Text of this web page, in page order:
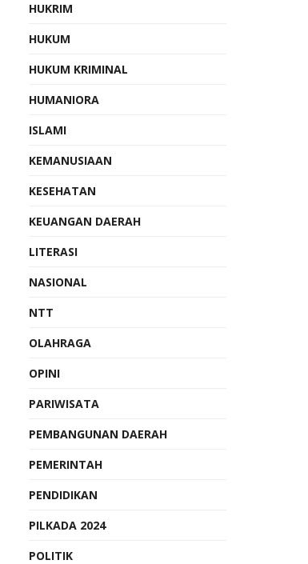
HUKRIM
HUKUM
HUKUM KRIMINAL
HUMANIORA
ISLAMI
KEMANUSIAAN
KESEHATAN
KEUANGAN DAERAH
LITERASI
NASIONAL
NTT
OLAHRAGA
OPINI
PARIWISATA
PEMBANGUNAN DAERAH
PEMERINTAH
PENDIDIKAN
PILKADA 2024
POLITIK